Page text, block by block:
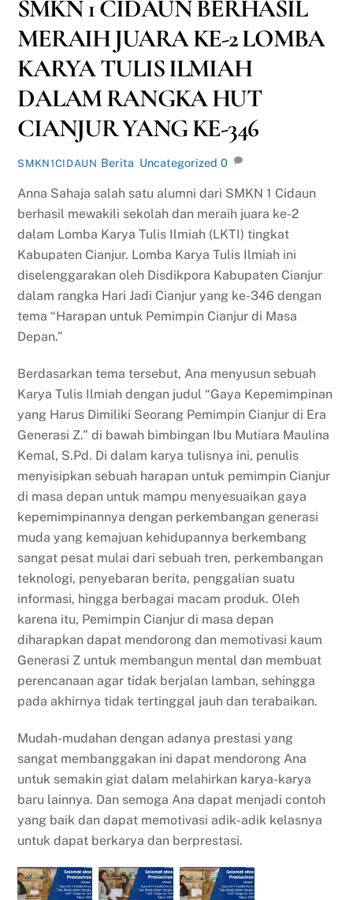
SMKN 1 CIDAUN BERHASIL
MERAIH JUARA KE-2 LOMBA
KARYA TULIS ILMIAH
DALAM RANGKA HUT
CIANJUR YANG KE-346
SMKN1CIDAUN Berita Uncategorized 0
Anna Sahaja salah satu alumni dari SMKN 1 Cidaun
berhasil mewakili sekolah dan meraih juara ke-2
dalam Lomba Karya Tulis Ilmiah (LKTI) tingkat
Kabupaten Cianjur. Lomba Karya Tulis Ilmiah ini
diselenggarakan oleh Disdikpora Kabupaten Cianjur
dalam rangka Hari Jadi Cianjur yang ke-346 dengan
tema “Harapan untuk Pemimpin Cianjur di Masa
Depan.”
Berdasarkan tema tersebut, Ana menyusun sebuah
Karya Tulis Ilmiah dengan judul “Gaya Kepemimpinan
yang Harus Dimiliki Seorang Pemimpin Cianjur di Era
Generasi Z.” di bawah bimbingan Ibu Mutiara Maulina
Kemal, S.Pd. Di dalam karya tulisnya ini, penulis
menyisipkan sebuah harapan untuk pemimpin Cianjur
di masa depan untuk mampu menyesuaikan gaya
kepemimpinannya dengan perkembangan generasi
muda yang kemajuan kehidupannya berkembang
sangat pesat mulai dari sebuah tren, perkembangan
teknologi, penyebaran berita, penggalian suatu
informasi, hingga berbagai macam produk. Oleh
karena itu, Pemimpin Cianjur di masa depan
diharapkan dapat mendorong dan memotivasi kaum
Generasi Z untuk membangun mental dan membuat
perencanaan agar tidak berjalan lamban, sehingga
pada akhirnya tidak tertinggal jauh dan terabaikan.
Mudah-mudahan dengan adanya prestasi yang
sangat membanggakan ini dapat mendorong Ana
untuk semakin giat dalam melahirkan karya-karya
baru lainnya. Dan semoga Ana dapat menjadi contoh
yang baik dan dapat memotivasi adik-adik kelasnya
untuk dapat berkarya dan berprestasi.